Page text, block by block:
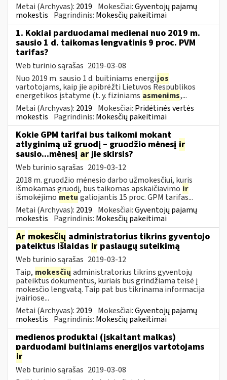
Metai (Archyvas): 2019 Mokesčiai:Gyventojų pajamų
mokestis Pagrindinis: Mokesčių pakeitimai
1. Kokiai parduodamai medienai nuo 2019 m.
sausio 1 d. taikomas lengvatinis 9 proc. PVM
tarifas?
Web turinio sąrašas 2019-03-08
Nuo 2019 m. sausio 1 d. buitiniams energijos
vartotojams, kaip jie apibrėžti Lietuvos Respublikos
energetikos įstatyme (t. y. fiziniams asmenims,...
Metai (Archyvas): 2019 Mokesčiai: Pridėtinės vertės
mokestis Pagrindinis: Mokesčių pakeitimai
Kokie GPM tarifai bus taikomi mokant
atlyginimą už gruodį – gruodžio mėnesį ir
sausio...mėnesį arjie skirsis?
Web turinio sąrašas 2019-03-12
2018 m. gruodžio mėnesio darbo užmokesčiui, kuris
išmokamas gruodį, bus taikomas apskaičiavimo ir
išmokėjimo metu galiojantis 15 proc. GPM tarifas...
Metai (Archyvas): 2019 Mokesčiai:Gyventojų pajamų
mokestis Pagrindinis: Mokesčių pakeitimai
Ar mokesčių administratorius tikrins gyventojo
pateiktus išlaidas ir paslaugų suteikimą
Web turinio sąrašas 2019-03-12
Taip, mokesčių administratorius tikrins gyventojų
pateiktus dokumentus, kuriais bus grindžiama teisė į
mokesčio lengvatą. Taip pat bus tikrinama informacija
įvairiose...
Metai (Archyvas): 2019 Mokesčiai:Gyventojų pajamų
mokestis Pagrindinis: Mokesčių pakeitimai
medienos produktai (įskaitant malkas)
parduodami buitiniams energijos vartotojams
ir
Web turinio sąrašas 2019-03-08